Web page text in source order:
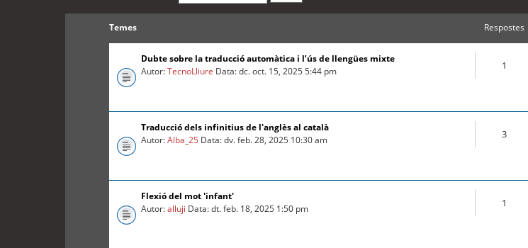
Temes Respostes
Dubte sobre la traducció automàtica i l’ús de llengües mixte
Autor:TecnoLliure Data: dc. oct. 15, 2025 5:44 pm 1
Traducció dels infinitius de l'anglès al català
Autor:Alba_25 Data: dv. feb. 28, 2025 10:30 am 3
Flexió del mot 'infant'
Autor:alluji Data: dt. feb. 18, 2025 1:50 pm 1